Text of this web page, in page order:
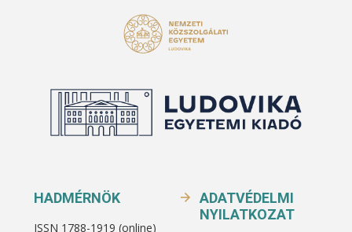
HADMÉRNÖK
ISSN 1788-1919 (online)
ADATVÉDELMI
NYILATKOZAT